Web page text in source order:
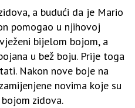
a budući da je Mario
pomogao u njihovoj
bijelom bojom, a
u bež boju. Prije toga
Nakon nove boje na
novima koje su
zidova.